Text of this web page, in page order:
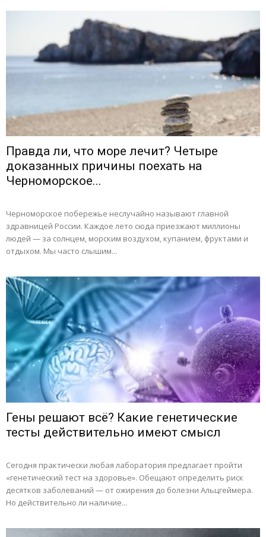
Правда ли, что море лечит? Четыре
доказанных причины поехать на
Черноморское...
Черноморское побережье неслучайно называют главной
здравницей России. Каждое лето сюда приезжают миллионы
людей — за солнцем, морским воздухом, купанием, фруктами и
отдыхом. Мы часто слышим...
Гены решают всё? Какие генетические
тесты действительно имеют смысл
Сегодня практически любая лаборатория предлагает пройти
«генетический тест на здоровье». Обещают определить риск
десятков заболеваний — от ожирения до болезни Альцгеймера.
Но действительно ли наличие...